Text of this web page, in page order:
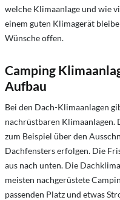
welche Klimaanlage und wie
einem guten Klimagerät
Wünsche offen.
Camping
Aufbau
Bei den Dach-Klimaanlagen
nachrüstbaren Klimaanlagen.
zum Beispiel über den
Dachfensters erfolgen. Die
aus nach unten. Die
meisten nachgerüstete
passenden Platz und etwas